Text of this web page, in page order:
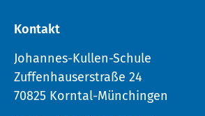
Kontakt
Johannes-Kullen-Schule
Zuffenhauserstraße 24
70825 Korntal-Münchingen